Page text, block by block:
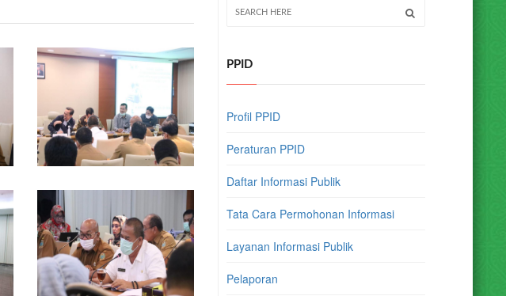
PPID
Profil PPID
Peraturan PPID
Daftar Informasi Publik
Tata Cara Permohonan Informasi
Layanan Informasi Publik
Pelaporan